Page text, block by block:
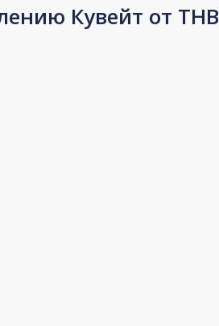
Кувейт от THB